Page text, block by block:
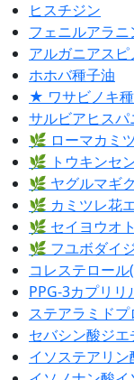
ヒスチジン
フェニルアラニ
アルガニアスピ
ホホバ種子油
★ ワサビノキ
サルビアヒスパ
🌿 ローマカミ
🌿 トウキンセ
🌿 ヤグルマギ
🌿 カミツレ花
🌿 セイヨウオ
🌿 フユボダイ
コレステロール
PPG-3カプリリ
ステアラミド
セバシン酸ジエ
イソステアリン